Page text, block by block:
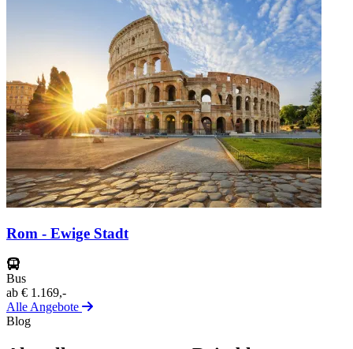
Rom - Ewige Stadt
Bus
ab € 1.169,-
Alle Angebote
Blog